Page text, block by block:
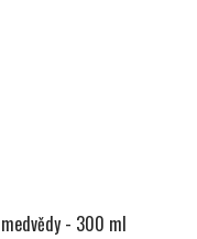
- 300 ml